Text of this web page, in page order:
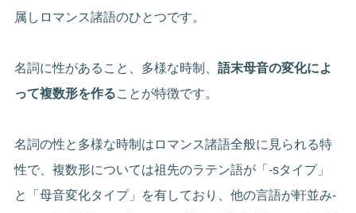
属しロマンス諸語のひとつです。
名詞に性があること、多様な時制、語末母音の変化によ
って複数形を作ることが特徴です。
名詞の性と多様な時制はロマンス諸語全般に見られる特
性で、複数形については祖先のラテン語が「-sタイプ」
と「母音変化タイプ」を有しており、他の言語が軒並み-